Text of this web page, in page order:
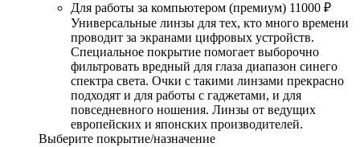
Для работы за компьютером (премиум) 11000 ₽
Универсальные линзы для тех, кто много времени
проводит за экранами цифровых устройств.
Специальное покрытие помогает выборочно
фильтровать вредный для глаза диапазон синего
спектра света. Очки с такими линзами прекрасно
подходят и для работы с гаджетами, и для
повседневного ношения. Линзы от ведущих
европейских и японских производителей.
Выберите покрытие/назначение